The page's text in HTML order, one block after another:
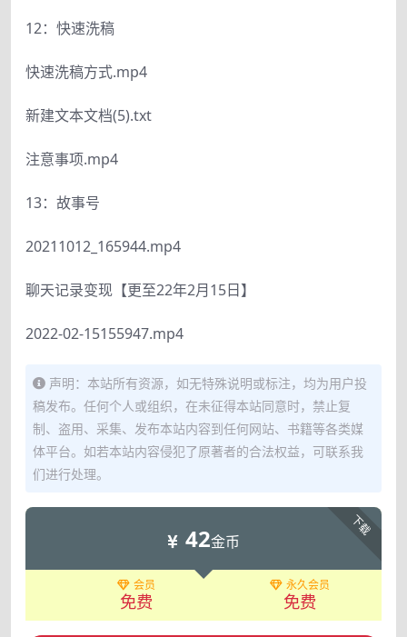
12：快速洗稿
快速洗稿方式.mp4
新建文本文档(5).txt
注意事项.mp4
13：故事号
20211012_165944.mp4
聊天记录变现【更至22年2月15日】
2022-02-15155947.mp4
声明：本站所有资源，如无特殊说明或标注，均为用户投
稿发布。任何个人或组织，在未征得本站同意时，禁止复
制、盗用、采集、发布本站内容到任何网站、书籍等各类媒
体平台。如若本站内容侵犯了原著者的合法权益，可联系我
们进行处理。
下载
42金币
会员
免费
永久会员
免费